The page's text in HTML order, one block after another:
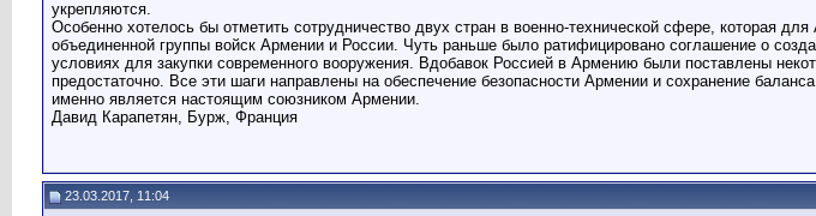
укрепляются.
Особенно хотелось бы отметить сотрудничество двух стран в военно-технической сфере, которая
объединенной группы войск Армении и России. Чуть раньше было ратифицировано соглашение о
условиях для закупки современного вооружения. Вдобавок Россией в Армению были поставлены
предостаточно. Все эти шаги направлены на обеспечение безопасности Армении и сохранение
именно является настоящим союзником Армении.
Давид Карапетян, Бурж, Франция
23.03.2017, 11:04